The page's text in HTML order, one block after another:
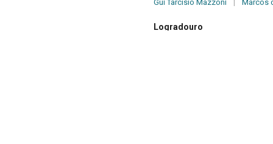
Gui Tarcísio Mazzoni | Marcos
Logradouro